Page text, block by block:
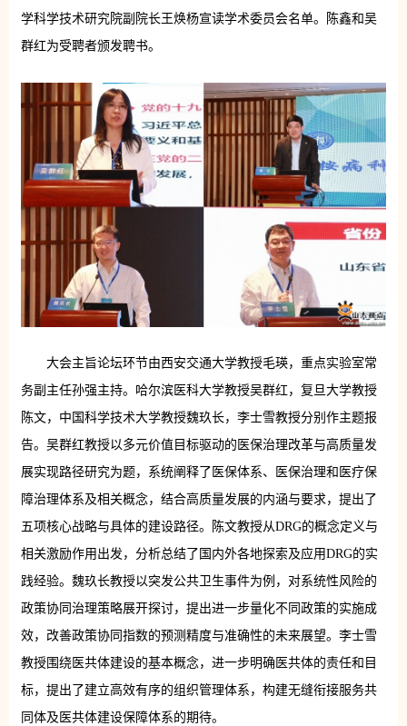
学科学技术研究院副院长王焕杨宣读学术委员会名单。陈鑫和吴
群红为受聘者颁发聘书。
大会主旨论坛环节由西安交通大学教授毛瑛，重点实验室常
务副主任孙强主持。哈尔滨医科大学教授吴群红，复旦大学教授
陈文，中国科学技术大学教授魏玖长，李士雪教授分别作主题报
告。吴群红教授以多元价值目标驱动的医保治理改革与高质量发
展实现路径研究为题，系统阐释了医保体系、医保治理和医疗保
障治理体系及相关概念，结合高质量发展的内涵与要求，提出了
五项核心战略与具体的建设路径。陈文教授从DRG的概念定义与
相关激励作用出发，分析总结了国内外各地探索及应用DRG的实
践经验。魏玖长教授以突发公共卫生事件为例，对系统性风险的
政策协同治理策略展开探讨，提出进一步量化不同政策的实施成
效，改善政策协同指数的预测精度与准确性的未来展望。李士雪
教授围绕医共体建设的基本概念，进一步明确医共体的责任和目
标，提出了建立高效有序的组织管理体系，构建无缝衔接服务共
同体及医共体建设保障体系的期待。